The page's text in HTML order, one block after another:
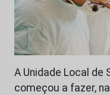
A Unidade Local de
começou a fazer,